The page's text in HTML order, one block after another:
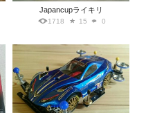
Japancupライキリ
1718 15 0